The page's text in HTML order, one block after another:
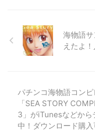
海物語
えたよ
パチンコ海物語コン
「SEA STORY
3」がiTunesなどから
中！ダウンロード購